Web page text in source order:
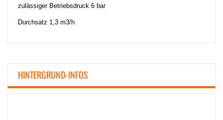
zulässiger Betriebsdruck 6 bar
Durchsatz 1,3 m3/h
HINTERGRUND-INFOS